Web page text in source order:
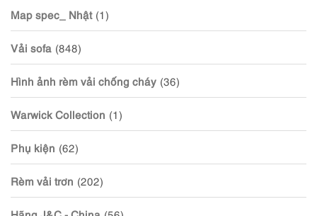
Map spec_ Nhật (1)
Vải sofa (848)
Hình ảnh rèm vải chống cháy (36)
Warwick Collection (1)
Phụ kiện (62)
Rèm vải trơn (202)